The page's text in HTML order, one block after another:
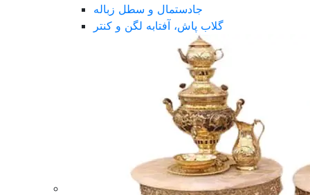
جادستمال و سطل زباله
گلاب پاش، آفتابه لگن و کنتر